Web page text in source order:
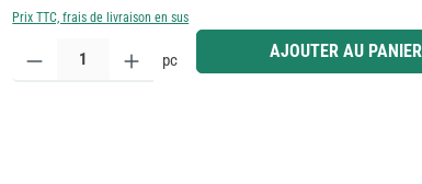
Prix TTC, frais de livraison en sus
Quantité de produit : Entrez la quantité souhaitée ou utilisez les
pc AJOUTER AU PANIER